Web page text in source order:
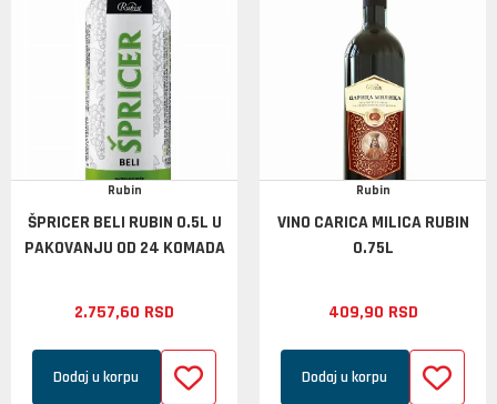
Rubin
ŠPRICER BELI RUBIN 0.5L U
PAKOVANJU OD 24 KOMADA
2.757,60 RSD
Dodaj u korpu
Rubin
VINO CARICA MILICA RUBIN
0.75L
409,90 RSD
Dodaj u korpu